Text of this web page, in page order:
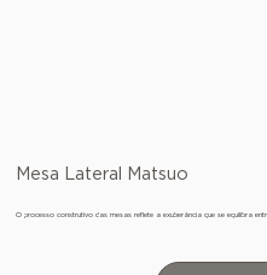
Mesa Lateral Matsuo
O processo construtivo das mesas reflete a exuberância que se equilibra